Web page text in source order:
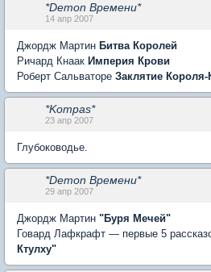
*Demon Времени*
14 апр 2007
Джордж Мартин Битва Королей
Ричард Кнаак Империя Крови
Роберт Сальваторе Заклятие Короля-
*Kompas*
23 апр 2007
Глубоководье.
*Demon Времени*
29 апр 2007
Джордж Мартин "Буря Мечей"
Говард Лафкрафт — первые 5
Ктулху"